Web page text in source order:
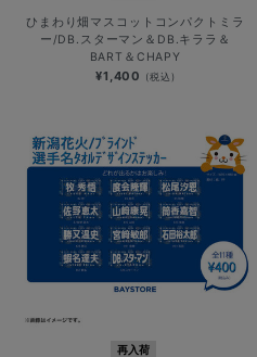
ひまわり畑マスコットコンパクトミラ
ー/DB.スターマン＆DB.キララ＆
BART＆CHAPY
¥1,400 (税込)
再入荷